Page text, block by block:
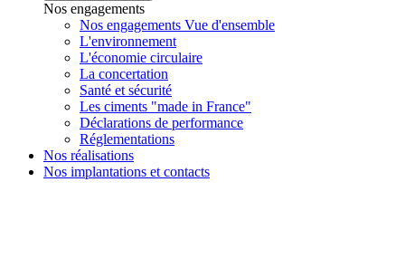
Nos engagements
Nos engagements Vue d'ensemble
L'environnement
L'économie circulaire
La concertation
Santé et sécurité
Les ciments "made in France"
Déclarations de performance
Réglementations
Nos réalisations
Nos implantations et contacts